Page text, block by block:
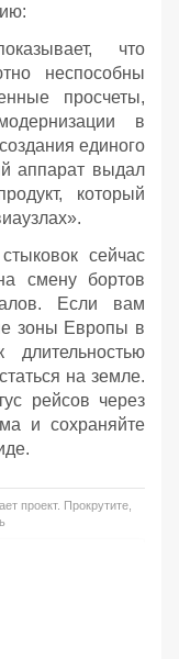
что
неспособны
просчеты,
в
единого
аппарат выдал
который
сейчас
смену бортов
Если вам
зоны Европы в
на земле.
рейсов через
и сохраняйте
проект. Прокрутите,